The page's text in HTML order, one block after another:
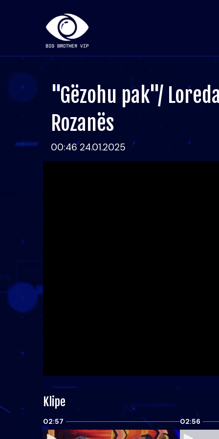
"Gëzohu pak"/
Rozanës
00:46 24.01.2025
Klipe
02:57 02:56